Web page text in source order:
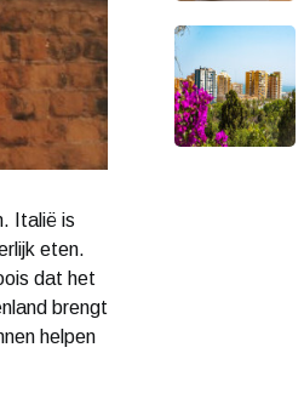
Italië is
eten.
dat het
brengt
helpen